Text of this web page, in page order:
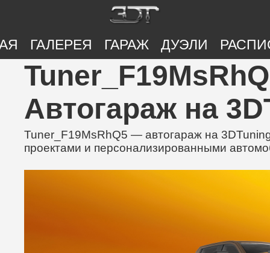
ГАЛЕРЕЯ ГАРАЖ ДУЭЛИ
Автогараж на
Tuner_F19MsRhQ5 — автогараж на
проектами и персонализированными